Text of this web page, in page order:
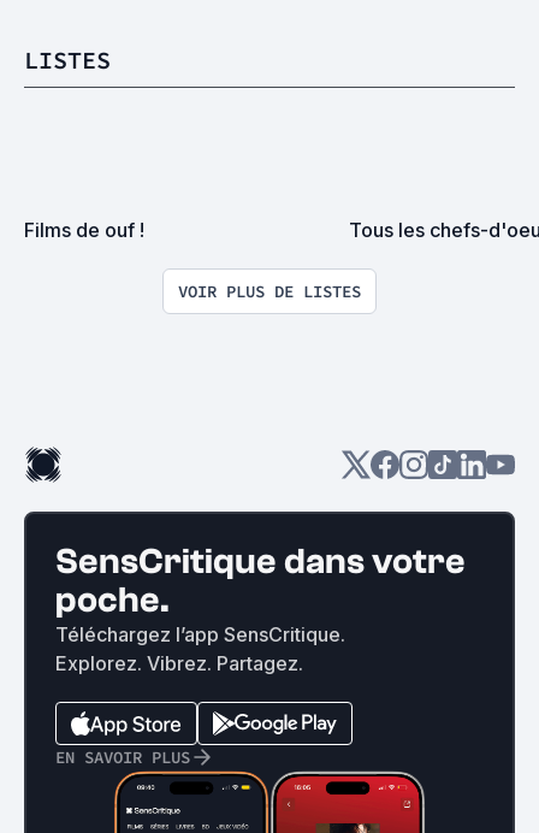
LISTES
Films de ouf ! Tous les chefs-
VOIR PLUS DE LISTES
SensCritique dans votre
poche.
Téléchargez l’app SensCritique.
Explorez. Vibrez. Partagez.
EN SAVOIR PLUS